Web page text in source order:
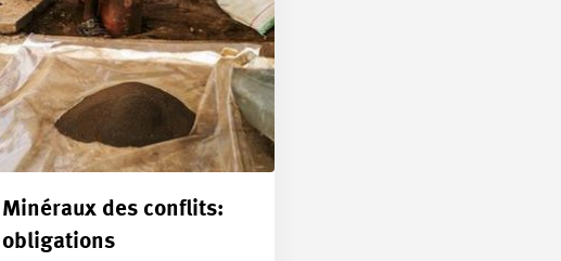
Minéraux des conflits:
obligations